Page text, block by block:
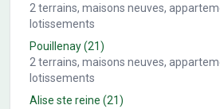
2terrains, maisons neuves,
lotissements
Pouillenay(21)
2terrains, maisons neuves,
lotissements
Alise ste reine (21)